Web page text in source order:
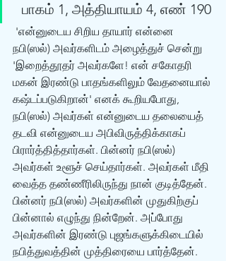
  பாகம் 1, அத்தியாயம் 4, எண் 190
நபி(ஸல்) அவர்களிடம் அழைத்துச் சென்று
'இறைத்தூதர் அவர்களே! என் சகோதரி
மகன் இரண்டு பாதங்களிலும் வேதனையால்
கஷ்டப்படுகிறான்' எனக் கூறியபோது,
நபி(ஸல்) அவர்கள் என்னுடைய தலையைத்
தடவி என்னுடைய அபிவிருத்திக்காகப்
பிரார்த்தித்தார்கள். பின்னர் நபி(ஸல்)
அவர்கள் உளூச் செய்தார்கள். அவர்கள் மீதி
வைத்த தண்ணீரிலிருந்து நான் குடித்தேன்.
பின்னர் நபி(ஸல்) அவர்களின் முதுகிற்குப்
பின்னால் எழுந்து நின்றேன். அப்போது
அவர்களின் இரண்டு புஜங்களுக்கிடையில்
நபித்துவத்தின் முத்திரையை பார்த்தேன்.